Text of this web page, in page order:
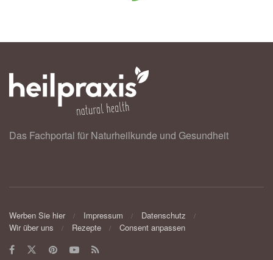
Das Fachportal für Naturheilkunde und Gesundheit
Werben Sie hier Impressum
Datenschutz
Wir über uns
Rezepte Consent anpassen